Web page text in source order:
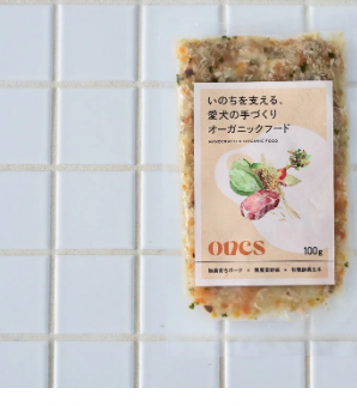
100g 原材料 【チキン×玄米】とり胸肉（無投
培米）, 舞茸（有機農産物）, 大根（有機農産
小松菜（有機農産物）, 椎茸どんこ（天日乾燥
間中農薬・化学肥料不使用）, 本葛粉（無添加
ウダー（無添加）, 塩（天然の自然塩）, 水:室
超軟水 【チキン×さつまいも】とり胸肉（無投
（有機農産物）, 舞茸（有機農産物）, 大根（
農産物）, 小松菜（有機農産物）, 椎茸どんこ
粉（無添加）, 天然かつおの中骨パウダー（無
水（硬度0の超軟水）, 【ポーク×玄米】ぶたも
（有機栽培米）, 舞茸（有機農産物）, 大根（
農産物）, 小松菜（有機農産物）, 椎茸どんこ
（栽培期間中農薬・化学肥料不使用）, 本葛粉
の中骨パウダー（無添加）, 塩（天然の自然塩
（硬度0の超軟水） 【ポーク×さつまいも】ぶ
人参（有機農産物）, 小松菜（有機農産物）,